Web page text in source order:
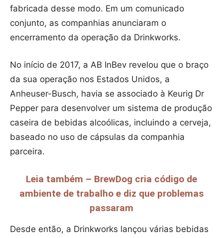
fabricada desse modo. Em um comunicado
conjunto, as companhias anunciaram o
encerramento da operação da Drinkworks.
No início de 2017, a AB InBev revelou que o braço
da sua operação nos Estados Unidos, a
Anheuser-Busch, havia se associado à Keurig Dr
Pepper para desenvolver um sistema de produção
caseira de bebidas alcoólicas, incluindo a cerveja,
baseado no uso de cápsulas da companhia
parceira.
Leia também – BrewDog cria código de
ambiente de trabalho e diz que problemas
passaram
Desde então, a Drinkworks lançou várias bebidas